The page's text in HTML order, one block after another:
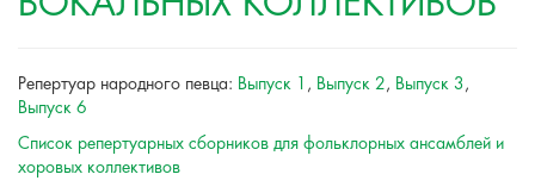
Репертуар народного певца: Выпуск 1 , Выпуск 2, Выпуск 3,
Выпуск 6
Список репертуарных сборников для фольклорных ансамблей и
хоровых коллективов